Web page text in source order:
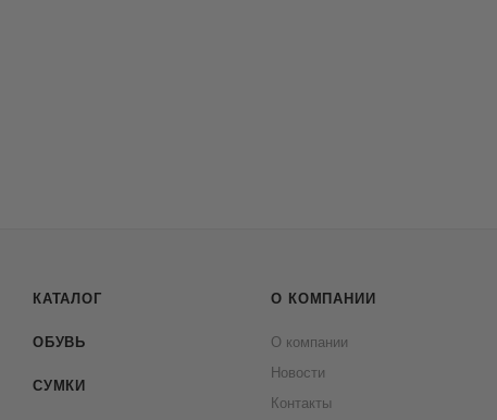
КАТАЛОГ
ОБУВЬ
СУМКИ
О КОМПАНИИ
О компании
Новости
Контакты